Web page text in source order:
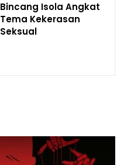
Bincang Isola Angkat
Tema Kekerasan
Seksual